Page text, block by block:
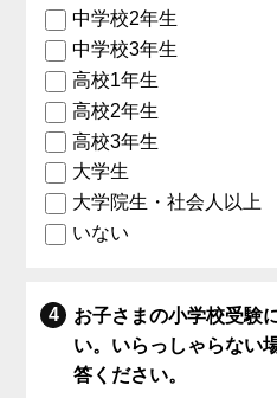
中学校2年生
中学校3年生
高校1年生
高校2年生
高校3年生
大学生
大学院生・社会人以上
いない
お子さまの小学校受験
い。いらっしゃらない
答ください。